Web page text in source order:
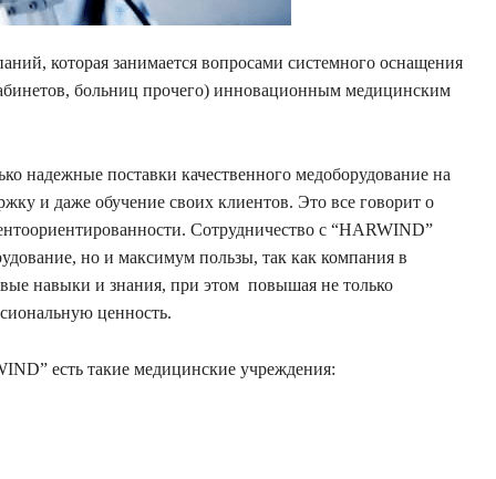
которая занимается вопросами системного оснащения
больниц прочего) инновационным медицинским
надежные поставки качественного медоборудование на
и даже обучение своих клиентов. Это все говорит о
Сотрудничество с “HARWIND”
но и максимум пользы, так как компания в
навыки и знания, при этом повышая не только
ценность.
есть такие медицинские учреждения: